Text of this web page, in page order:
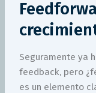
Seguramente ya
feedback, pero
es un elemento
Potencia
crecimiento